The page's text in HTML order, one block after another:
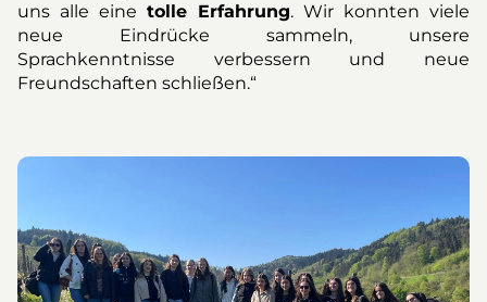
uns alle eine tolle Erfahrung. Wir konnten viele
neue Eindrücke sammeln, unsere
Sprachkenntnisse verbessern und neue
Freundschaften schließen.“